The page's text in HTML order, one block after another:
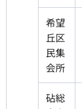
希望
丘区
民集
会所
砧総